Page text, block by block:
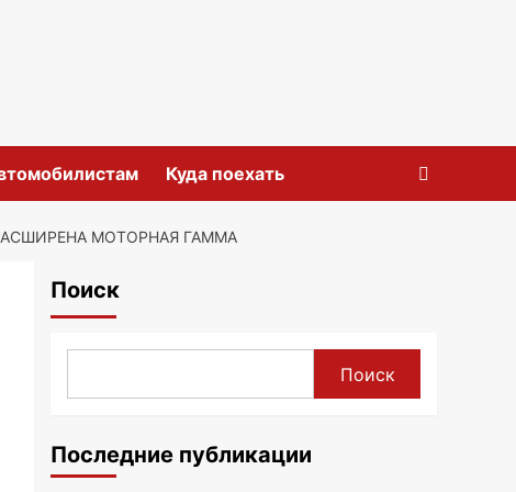
Куда поехать
МОТОРНАЯ ГАММА
Поиск
Поиск
Последние публикации